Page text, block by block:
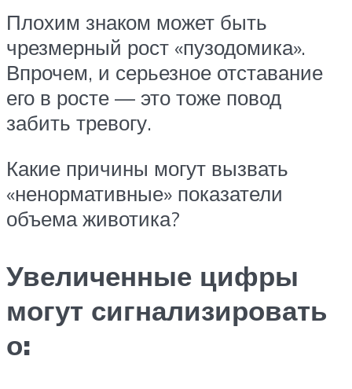
Плохим знаком может быть
чрезмерный рост «пузодомика».
Впрочем, и серьезное отставание
его в росте — это тоже повод
забить тревогу.
Какие причины могут вызвать
«ненормативные» показатели
объема животика?
Увеличенные цифры
могут сигнализировать
о: